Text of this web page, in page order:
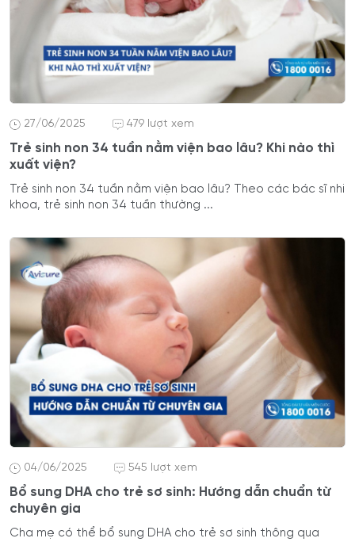
27/06/2025 479 lượt xem
Trẻ sinh non 34 tuần nằm viện bao lâu? Khi nào thì
xuất viện?
Trẻ sinh non 34 tuần nằm viện bao lâu? Theo các bác sĩ nhi
khoa, trẻ sinh non 34 tuần thường ...
04/06/2025 545 lượt xem
Bổ sung DHA cho trẻ sơ sinh: Hướng dẫn chuẩn từ
chuyên gia
Cha mẹ có thể bổ sung DHA cho trẻ sơ sinh thông qua